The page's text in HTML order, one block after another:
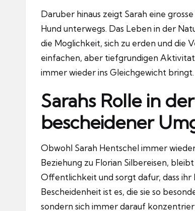
Daruber hinaus zeigt Sarah eine
Hund unterwegs. Das Leben in der
die Moglichkeit, sich zu erden und die
einfachen, aber tiefgrundigen
immer wieder ins Gleichgewicht bringt.
Sarahs Rolle in
bescheidener
Obwohl Sarah Hentschel immer
Beziehung zu Florian Silbereisen,
Offentlichkeit und sorgt dafur, dass
Bescheidenheit ist es, die sie so
sondern sich immer darauf